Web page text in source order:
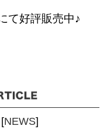
て好評販売中♪
[NEWS]